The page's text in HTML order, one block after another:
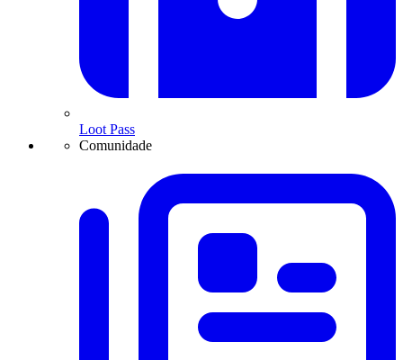
Loot Pass
Comunidade